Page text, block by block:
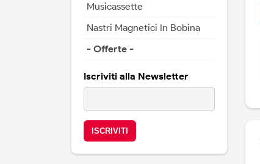
Musicassette
Nastri Magnetici In Bobina
- Offerte -
Iscriviti alla Newsletter